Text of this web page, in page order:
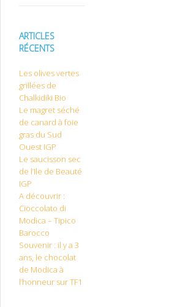
ARTICLES
RÉCENTS
Les olives vertes
grillées de
Chalkidiki Bio
Le magret séché
de canard à foie
gras du Sud
Ouest IGP
Le saucisson sec
de l’Ile de Beauté
IGP
A découvrir :
Cioccolato di
Modica – Tipico
Barocco
Souvenir : il y a 3
ans, le chocolat
de Modica à
l’honneur sur TF1